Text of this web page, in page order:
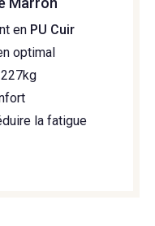
en PU Cuir
optimal
la fatigue